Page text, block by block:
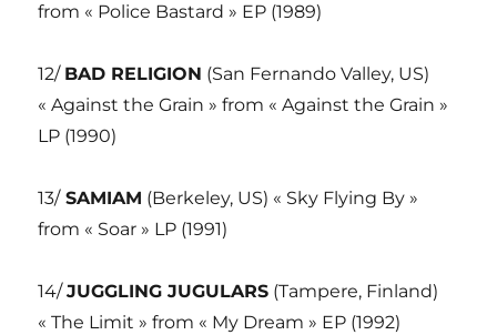
from « Police Bastard » EP (1989)
12/ BAD RELIGION (San Fernando Valley, US)
« Against the Grain » from « Against the Grain »
LP (1990)
13/SAMIAM (Berkeley, US) « Sky Flying By »
from « Soar » LP (1991)
14/JUGGLING JUGULARS (Tampere, Finland)
« The Limit » from « My Dream » EP (1992)